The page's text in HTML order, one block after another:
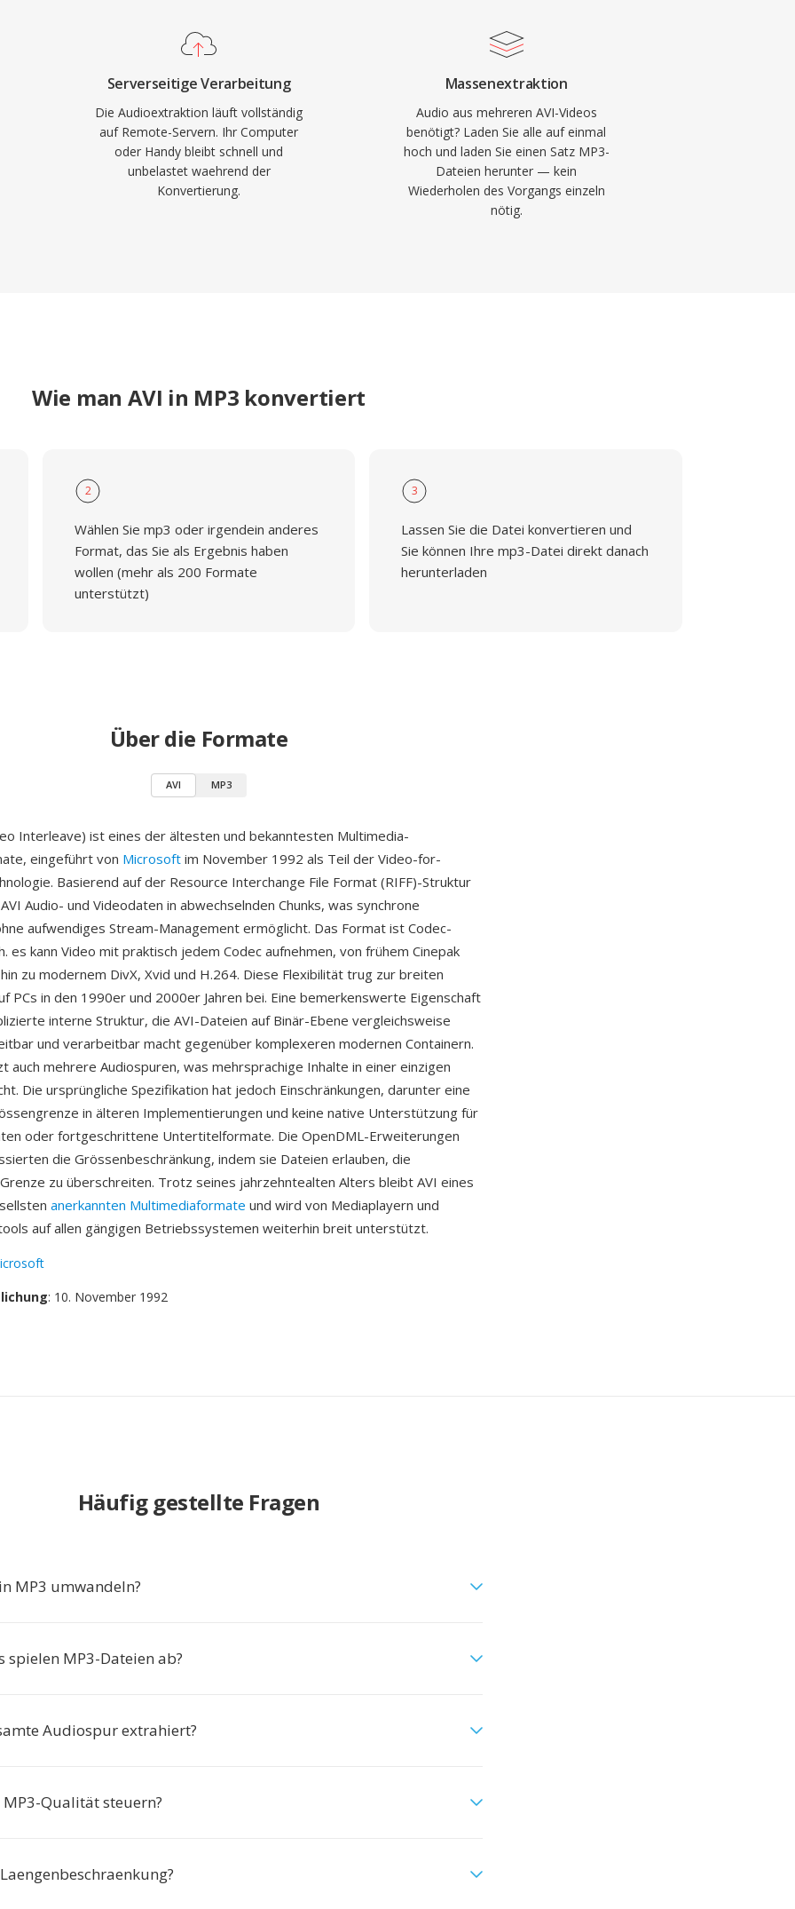
praktisch allen
Serverseitige Verarbeitung
Die Audioextraktion läuft vollständig
auf Remote-Servern. Ihr Computer
oder Handy bleibt schnell und
unbelastet waehrend der
Konvertierung.
Massenextraktion
Audio aus mehreren AVI-Videos
benötigt? Laden Sie alle auf einmal
hoch und laden Sie einen Satz MP3-
Dateien herunter — kein
Wiederholen des Vorgangs einzeln
nötig.
Wie man AVI in MP3 konvertiert
2
Wählen Sie mp3 oder irgendein anderes
Format, das Sie als Ergebnis haben
wollen (mehr als 200 Formate
unterstützt)
3
Lassen Sie die Datei konvertieren und
Sie können Ihre mp3-Datei direkt danach
herunterladen
Über die Formate
AVI MP3
Interleave) ist eines der ältesten und bekanntesten Multimedia-
eingeführt von Microsoft im November 1992 als Teil der Video-for-
Basierend auf der Resource Interchange File Format (RIFF)-Struktur
Audio- und Videodaten in abwechselnden Chunks, was synchrone
aufwendiges Stream-Management ermöglicht. Das Format ist Codec-
es kann Video mit praktisch jedem Codec aufnehmen, von frühem Cinepak
zu modernem DivX, Xvid und H.264. Diese Flexibilität trug zur breiten
PCs in den 1990er und 2000er Jahren bei. Eine bemerkenswerte Eigenschaft
interne Struktur, die AVI-Dateien auf Binär-Ebene vergleichsweise
und verarbeitbar macht gegenüber komplexeren modernen Containern.
auch mehrere Audiospuren, was mehrsprachige Inhalte in einer einzigen
Die ursprüngliche Spezifikation hat jedoch Einschränkungen, darunter eine
in älteren Implementierungen und keine native Unterstützung für
oder fortgeschrittene Untertitelformate. Die OpenDML-Erweiterungen
die Grössenbeschränkung, indem sie Dateien erlauben, die
zu überschreiten. Trotz seines jahrzehntealten Alters bleibt AVI eines
anerkannten Multimediaformate und wird von Mediaplayern und
auf allen gängigen Betriebssystemen weiterhin breit unterstützt.
: 10. November 1992
Häufig gestellte Fragen
MP3 umwandeln?
spielen MP3-Dateien ab?
Audiospur extrahiert?
MP3-Qualität steuern?